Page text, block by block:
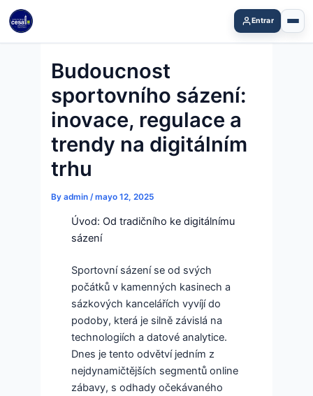
Skip
content
Entrar
Budoucnost
sportovního sázení:
inovace, regulace a
trendy na digitálním
trhu
By admin /mayo 12, 2025
Úvod: Od tradičního ke digitálnímu
sázení
Sportovní sázení se od svých
počátků v kamenných kasinech a
sázkových kancelářích vyvíjí do
podoby, která je silně závislá na
technologiích a datové analytice.
Dnes je tento odvětví jedním z
nejdynamičtějších segmentů online
zábavy, s odhady očekávaného